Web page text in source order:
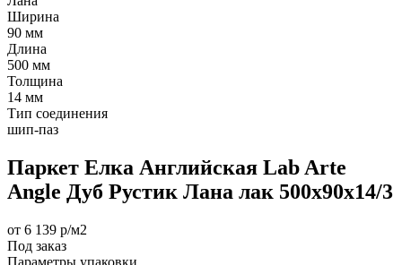
Ширина
90 мм
Длина
500 мм
Толщина
14 мм
Тип соединения
шип-паз
Паркет Елка Английская Lab Arte
Angle Дуб Рустик Лана лак 500х90х14/3
от 6 139 р/м2
Под заказ
Параметры упаковки